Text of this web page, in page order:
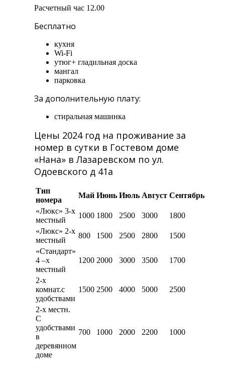
Расчетный час 12.00
Бесплатно
кухня
Wi-Fi
утюг+ гладильная доска
мангал
парковка
За дополнительную плату:
стиральная машинка
Цены 2024 год на проживание за
номер в сутки в Гостевом доме
«Нана» в Лазаревском по ул.
Одоевского д 41а
Тип
номера
Май Июнь Июль Август Сентябрь
«Люкс» 3-х
местный
1000 1800 2500 3000
1800
«Люкс» 2-х
местный
800 1500 2500 2800
1500
«Стандарт»
4 –х
местный
1200 2000 3000 3500 1700
2-х
комнат.с
удобствами
1500 2500 4000 5000 2500
2-х местн.
С
удобствами
в
деревянном
доме
700 1000 2000 2200 1000